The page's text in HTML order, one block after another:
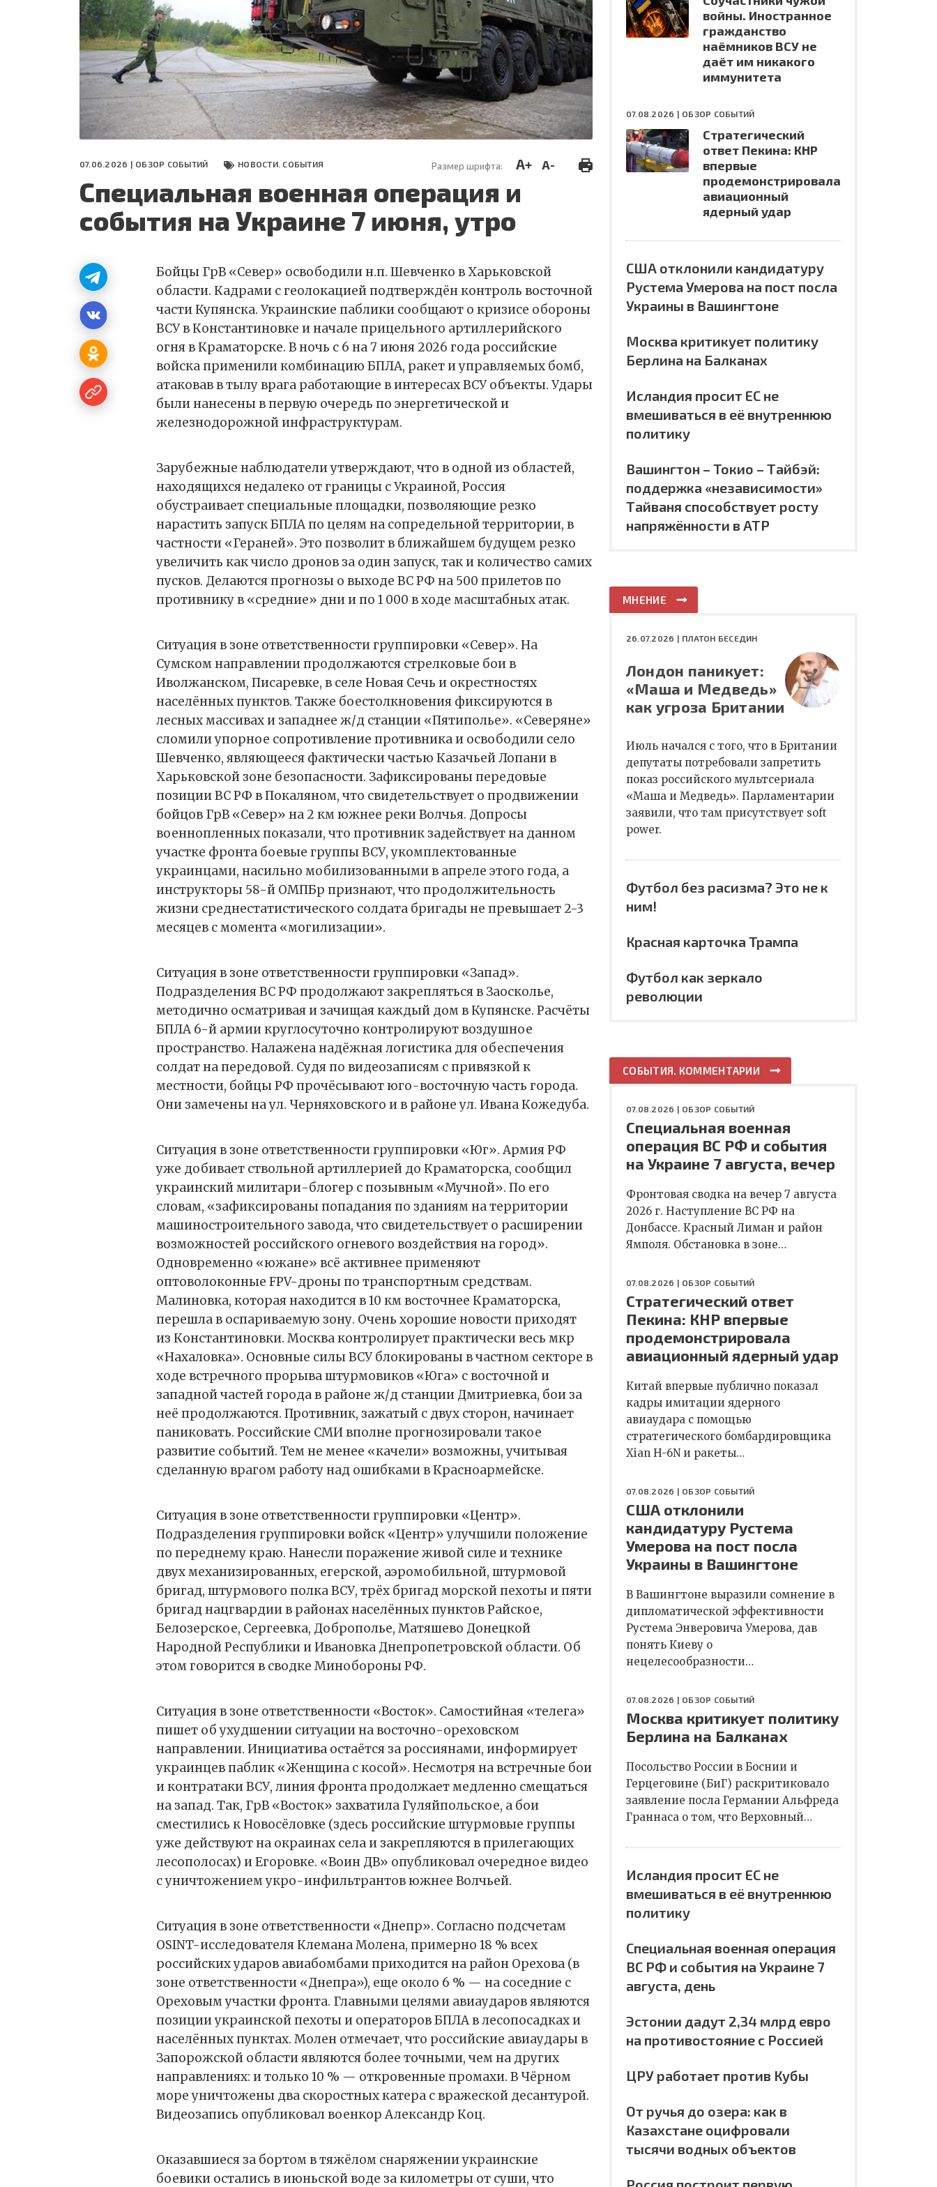
СЕГОДНЯ
ПОЛЯ БИТВЫ 2024
07.06.2026 | ОБЗОР СОБЫТИЙ НОВОСТИ. СОБЫТИЯ Размер шрифта: A+ A-
Специальная военная операция и
события на Украине 7 июня, утро
Бойцы ГрВ «Север» освободили н.п. Шевченко в Харьковской
области. Кадрами с геолокацией подтверждён контроль восточной
части Купянска. Украинские паблики сообщают о кризисе обороны
ВСУ в Константиновке и начале прицельного артиллерийского
огня в Краматорске. В ночь с 6 на 7 июня 2026 года российские
войска применили комбинацию БПЛА, ракет и управляемых бомб,
атаковав в тылу врага работающие в интересах ВСУ объекты. Удары
были нанесены в первую очередь по энергетической и
железнодорожной инфраструктурам.
Зарубежные наблюдатели утверждают, что в одной из областей,
находящихся недалеко от границы с Украиной, Россия
обустраивает специальные площадки, позволяющие резко
нарастить запуск БПЛА по целям на сопредельной территории, в
частности «Гераней». Это позволит в ближайшем будущем резко
увеличить как число дронов за один запуск, так и количество самих
пусков. Делаются прогнозы о выходе ВС РФ на 500 прилетов по
противнику в «средние» дни и по 1 000 в ходе масштабных атак.
Ситуация в зоне ответственности группировки «Север». На
Сумском направлении продолжаются стрелковые бои в
Иволжанском, Писаревке, в селе Новая Сечь и окрестностях
населённых пунктов. Также боестолкновения фиксируются в
лесных массивах и западнее ж/д станции «Пятиполье». «Северяне»
сломили упорное сопротивление противника и освободили село
Шевченко, являющееся фактически частью Казачьей Лопани в
Харьковской зоне безопасности. Зафиксированы передовые
позиции ВС РФ в Покаляном, что свидетельствует о продвижении
бойцов ГрВ «Север» на 2 км южнее реки Волчья. Допросы
военнопленных показали, что противник задействует на данном
участке фронта боевые группы ВСУ, укомплектованные
украинцами, насильно мобилизованными в апреле этого года, а
инструкторы 58-й ОМПБр признают, что продолжительность
жизни среднестатистического солдата бригады не превышает 2-3
месяцев с момента «могилизации».
Ситуация в зоне ответственности группировки «Запад».
Подразделения ВС РФ продолжают закрепляться в Заосколье,
методично осматривая и зачищая каждый дом в Купянске. Расчёты
БПЛА 6-й армии круглосуточно контролируют воздушное
пространство. Налажена надёжная логистика для обеспечения
солдат на передовой. Судя по видеозаписям с привязкой к
местности, бойцы РФ прочёсывают юго-восточную часть города.
Они замечены на ул. Черняховского и в районе ул. Ивана Кожедуба.
Ситуация в зоне ответственности группировки «Юг». Армия РФ
уже добивает ствольной артиллерией до Краматорска, сообщил
украинский милитари-блогер с позывным «Мучной». По его
словам, «зафиксированы попадания по зданиям на территории
машиностроительного завода, что свидетельствует о расширении
возможностей российского огневого воздействия на город».
Одновременно «южане» всё активнее применяют
оптоволоконные FPV-дроны по транспортным средствам.
Малиновка, которая находится в 10 км восточнее Краматорска,
перешла в оспариваемую зону. Очень хорошие новости приходят
из Константиновки. Москва контролирует практически весь мкр
«Нахаловка». Основные силы ВСУ блокированы в частном секторе в
ходе встречного прорыва штурмовиков «Юга» с восточной и
западной частей города в районе ж/д станции Дмитриевка, бои за
неё продолжаются. Противник, зажатый с двух сторон, начинает
паниковать. Российские СМИ вполне прогнозировали такое
развитие событий. Тем не менее «качели» возможны, учитывая
сделанную врагом работу над ошибками в Красноармейске.
Ситуация в зоне ответственности группировки «Центр».
Подразделения группировки войск «Центр» улучшили положение
по переднему краю. Нанесли поражение живой силе и технике
двух механизированных, егерской, аэромобильной, штурмовой
бригад, штурмового полка ВСУ, трёх бригад морской пехоты и пяти
бригад нацгвардии в районах населённых пунктов Райское,
Белозерское, Сергеевка, Доброполье, Матяшево Донецкой
Народной Республики и Ивановка Днепропетровской области. Об
этом говорится в сводке Минобороны РФ.
Ситуация в зоне ответственности «Восток». Самостийная «телега»
пишет об ухудшении ситуации на восточно-ореховском
направлении. Инициатива остаётся за россиянами, информирует
украинцев паблик «Женщина с косой». Несмотря на встречные бои
и контратаки ВСУ, линия фронта продолжает медленно смещаться
на запад. Так, ГрВ «Восток» захватила Гуляйпольское, а бои
сместились к Новосёловке (здесь российские штурмовые группы
уже действуют на окраинах села и закрепляются в прилегающих
лесополосах) и Егоровке. «Воин ДВ» опубликовал очередное видео
с уничтожением укро-инфильтрантов южнее Волчьей.
Ситуация в зоне ответственности «Днепр». Согласно подсчетам
OSINT-исследователя Клемана Молена, примерно 18 % всех
российских ударов авиабомбами приходится на район Орехова (в
зоне ответственности «Днепра»), еще около 6 % — на соседние с
Ореховым участки фронта. Главными целями авиаударов являются
позиции украинской пехоты и операторов БПЛА в лесопосадках и
населённых пунктах. Молен отмечает, что российские авиаудары в
Запорожской области являются более точными, чем на других
направлениях: и только 10 % — откровенные промахи. В Чёрном
море уничтожены два скоростных катера с вражеской десантурой.
Видеозапись опубликовал военкор Александр Коц.
Оказавшиеся за бортом в тяжёлом снаряжении украинские
боевики остались в июньской воде за километры от суши, что
войны. Иностранное
гражданство
наёмников ВСУ не
даёт им никакого
иммунитета
07.08.2026 | ОБЗОР СОБЫТИЙ
Стратегический
ответ Пекина: КНР
впервые
продемонстрировала
авиационный
ядерный удар
США отклонили кандидатуру
Рустема Умерова на пост посла
Украины в Вашингтоне
Москва критикует политику
Берлина на Балканах
Исландия просит ЕС не
вмешиваться в её внутреннюю
политику
Вашингтон – Токио – Тайбэй:
поддержка «независимости»
Тайваня способствует росту
напряжённости в АТР
МНЕНИЕ
26.07.2026 | ПЛАТОН БЕСЕДИН
Лондон паникует:
«Маша и Медведь»
как угроза Британии
Июль начался с того, что в Британии
депутаты потребовали запретить
показ российского мультсериала
«Маша и Медведь». Парламентарии
заявили, что там присутствует soft
power.
Футбол без расизма? Это не к
ним!
Красная карточка Трампа
Футбол как зеркало
революции
СОБЫТИЯ. КОММЕНТАРИИ
07.08.2026 | ОБЗОР СОБЫТИЙ
Специальная военная
операция ВС РФ и события
на Украине 7 августа, вечер
Фронтовая сводка на вечер 7 августа
2026 г. Наступление ВС РФ на
Донбассе. Красный Лиман и район
Ямполя. Обстановка в зоне…
07.08.2026 | ОБЗОР СОБЫТИЙ
Стратегический ответ
Пекина: КНР впервые
продемонстрировала
авиационный ядерный удар
Китай впервые публично показал
кадры имитации ядерного
авиаудара с помощью
стратегического бомбардировщика
Xian H-6N и ракеты…
07.08.2026 | ОБЗОР СОБЫТИЙ
США отклонили
кандидатуру Рустема
Умерова на пост посла
Украины в Вашингтоне
В Вашингтоне выразили сомнение в
дипломатической эффективности
Рустема Энверовича Умерова, дав
понять Киеву о
нецелесообразности…
07.08.2026 | ОБЗОР СОБЫТИЙ
Москва критикует политику
Берлина на Балканах
Посольство России в Боснии и
Герцеговине (БиГ) раскритиковало
заявление посла Германии Альфреда
Граннаса о том, что Верховный…
Исландия просит ЕС не
вмешиваться в её внутреннюю
политику
Специальная военная операция
ВС РФ и события на Украине 7
августа, день
Эстонии дадут 2,34 млрд евро
на противостояние с Россией
ЦРУ работает против Кубы
От ручья до озера: как в
Казахстане оцифровали
тысячи водных объектов